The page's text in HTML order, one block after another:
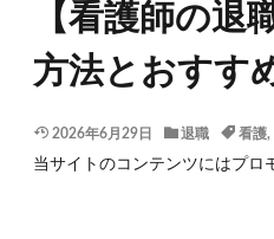
【看護師の退
方法とおすす
2026年6月29日 退職 看護,
当サイトのコンテンツにはプロ